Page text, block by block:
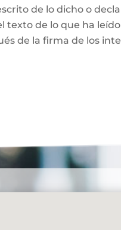
de lo dicho o
texto de lo que ha
de la firma de los